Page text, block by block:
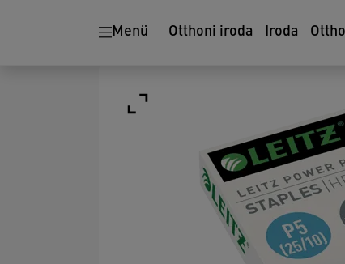
Menü Otthoni iroda Iroda